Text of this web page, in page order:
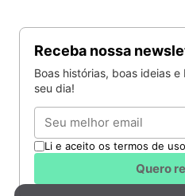
Receba nossa
Boas histórias, boas ideias
seu dia!
Email
Li e aceito os termos de
Quero